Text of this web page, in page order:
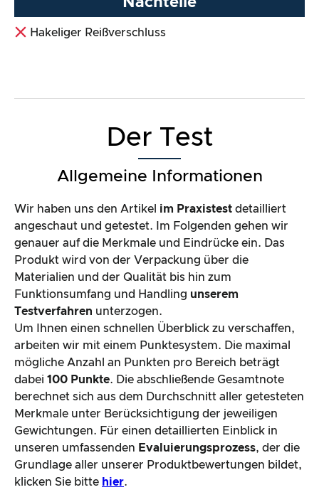
Hakeliger Reißverschluss
Der Test
Allgemeine Informationen
Wir haben uns den Artikel im Praxistest detailliert
angeschaut und getestet. Im Folgenden gehen wir
genauer auf die Merkmale und Eindrücke ein. Das
Produkt wird von der Verpackung über die
Materialien und der Qualität bis hin zum
Funktionsumfang und Handling unserem
Testverfahren unterzogen.
Um Ihnen einen schnellen Überblick zu verschaffen,
arbeiten wir mit einem Punktesystem. Die maximal
mögliche Anzahl an Punkten pro Bereich beträgt
dabei 100 Punkte. Die abschließende Gesamtnote
berechnet sich aus dem Durchschnitt aller getesteten
Merkmale unter Berücksichtigung der jeweiligen
Gewichtungen. Für einen detaillierten Einblick in
unseren umfassenden Evaluierungsprozess, der die
Grundlage aller unserer Produktbewertungen bildet,
klicken Sie bitte hier.